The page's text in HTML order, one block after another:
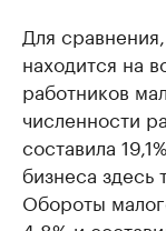
Для
находится на
работников
численности
составила
бизнеса здесь
Обороты